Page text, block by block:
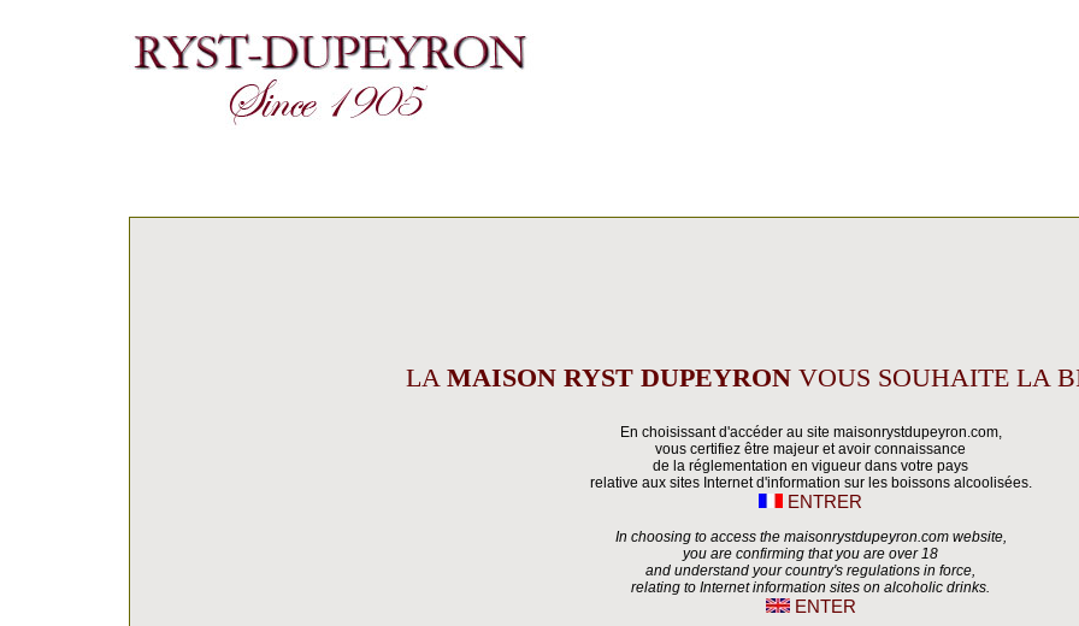
LA MAISON RYST DUPEYRON VOUS SOUHAITE LA
En choisissant d'accéder au site maisonrystdupeyron.com,
vous certifiez être majeur et avoir connaissance
de la réglementation en vigueur dans votre pays
relative aux sites Internet d'information sur les boissons alcoolisées.
ENTRER
In choosing to access the maisonrystdupeyron.com website,
you are confirming that you are over 18
and understand your country's regulations in force,
relating to Internet information sites on alcoholic drinks.
ENTER